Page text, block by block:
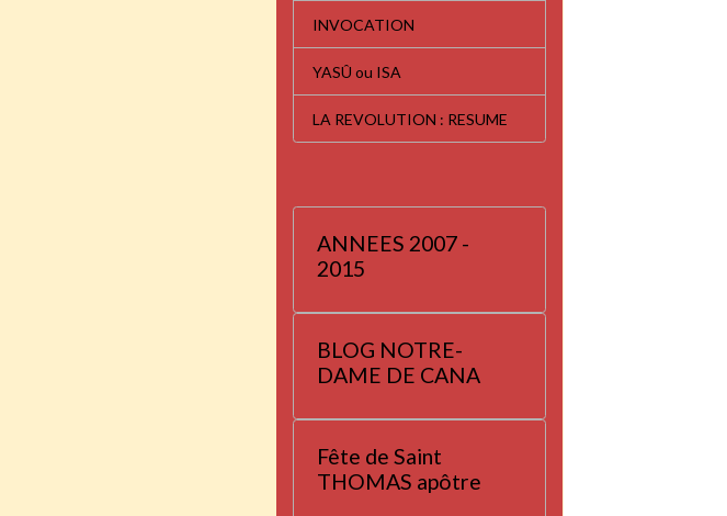
INVOCATION
YASÛ ou ISA
LA REVOLUTION : RESUME
ANNEES 2007 -
2015
BLOG NOTRE-
DAME DE CANA
Fête de Saint
THOMAS apôtre